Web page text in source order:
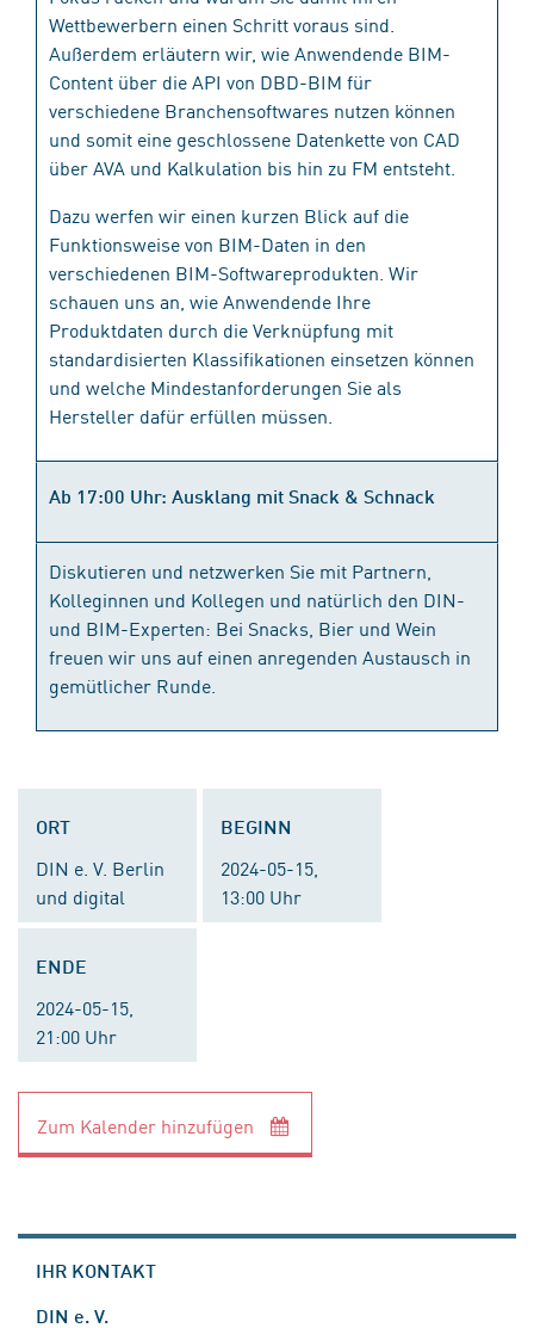
Wettbewerbern einen Schritt voraus sind.
Außerdem erläutern wir, wie Anwendende BIM-
Content über die API von DBD-BIM für
verschiedene Branchensoftwares nutzen können
und somit eine geschlossene Datenkette von CAD
über AVA und Kalkulation bis hin zu FM entsteht.
Dazu werfen wir einen kurzen Blick auf die
Funktionsweise von BIM-Daten in den
verschiedenen BIM-Softwareprodukten. Wir
schauen uns an, wie Anwendende Ihre
Produktdaten durch die Verknüpfung mit
standardisierten Klassifikationen einsetzen können
und welche Mindestanforderungen Sie als
Hersteller dafür erfüllen müssen.
Ab 17:00 Uhr: Ausklang mit Snack & Schnack
Diskutieren und netzwerken Sie mit Partnern,
Kolleginnen und Kollegen und natürlich den DIN-
und BIM-Experten: Bei Snacks, Bier und Wein
freuen wir uns auf einen anregenden Austausch in
gemütlicher Runde.
ORT
DIN e. V. Berlin
und digital
BEGINN
2024-05-15,
13:00 Uhr
ENDE
2024-05-15,
21:00 Uhr
Zum Kalender hinzufügen
IHR KONTAKT
DIN e. V.